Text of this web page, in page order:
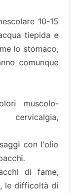
10-15
tiepida e
lo stomaco,
comunque
muscolo­
cervicalgia,
con l'olio
di fame,
le difficoltà di